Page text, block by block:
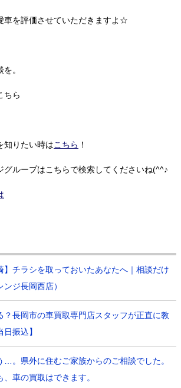
車を評価させていただきますよ☆
。
ちら
知りたい時はこちら ！
グループはこちらで検索してくださいね(^^♪
】チラシを取っておいたあなたへ｜相談だけ
ジ長岡西店）
？長岡市の車買取専門店スタッフが正直に教
振込】
…。県外に住むご家族からのご相談でした。
車の買取はできます。